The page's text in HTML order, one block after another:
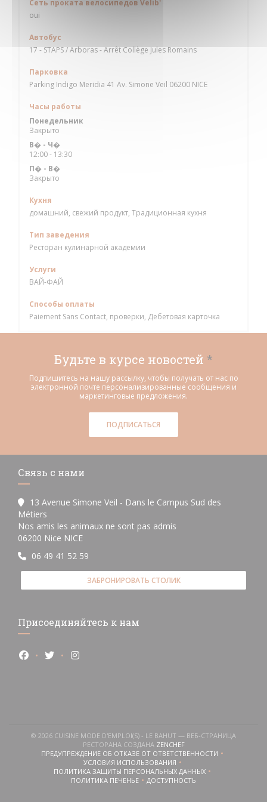
Сеть проката велосипедов Velib'
oui
Автобус
17 - STAPS / Arboras - Arrêt Collège Jules Romains
Парковка
Parking Indigo Meridia 41 Av. Simone Veil 06200 NICE
Часы работы
Понедельник
Закрыто
В� - Ч�
12:00 - 13:30
П� - В�
Закрыто
Кухня
домашний, свежий продукт, Традиционная кухня
Тип заведения
Ресторан кулинарной академии
Услуги
ВАЙ-ФАЙ
Способы оплаты
Paiement Sans Contact, проверки, Дебетовая карточка
Будьте в курсе новостей *
Подпишитесь на нашу рассылку, чтобы получать от нас по
электронной почте персонализированные сообщения и
маркетинговые предложения.
ПОДПИСАТЬСЯ
Связь с нами
13 Avenue Simone Veil - Dans le Campus Sud des
Métiers
Nos amis les animaux ne sont pas admis
06200 Nice NICE((открывается в новом окне))
06 49 41 52 59
ЗАБРОНИРОВАТЬ СТОЛИК
Присоединяйтесь к нам
Facebook ((открывается в новом окне))
Twitter ((открывается в новом окне))
Instagram ((открывается в новом окне))
© 2026 CUISINE MODE D'EMPLOI(S) - LE BAHUT — ВЕБ-СТРАНИЦА
РЕСТОРАНА СОЗДАНА ZENCHEF((ОТКРЫВАЕТСЯ В
ПРЕДУПРЕЖДЕНИЕ ОБ ОТКАЗЕ ОТ ОТВЕТСТВЕННОСТИ
((ОТКРЫВАЕТСЯ В НОВОМ ОКНЕ))
УСЛОВИЯ ИСПОЛЬЗОВАНИЯ((ОТКРЫВАЕТСЯ В НОВОМ ОКНЕ))
ПОЛИТИКА ЗАЩИТЫ ПЕРСОНАЛЬНЫХ ДАННЫХ
((ОТКРЫВАЕТСЯ В НОВОМ ОКНЕ))
ПОЛИТИКА ПЕЧЕНЬЕ((ОТКРЫВАЕТСЯ В НОВОМ ОКНЕ))
ДОСТУПНОСТЬ((ОТКРЫВАЕТСЯ В НОВОМ